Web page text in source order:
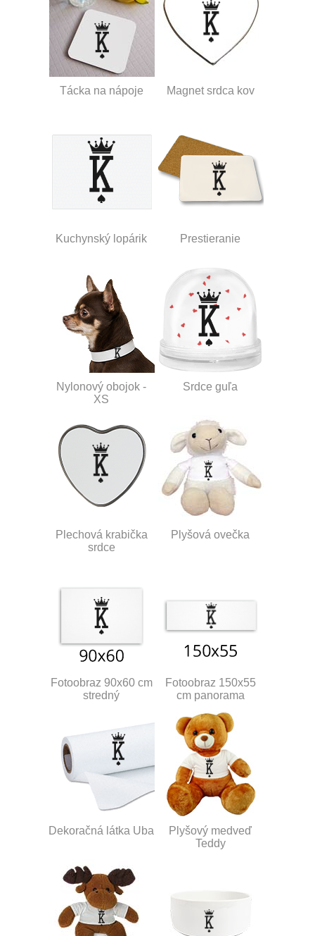
Tácka na nápoje Magnet srdca kov
Kuchynský lopárik Prestieranie
Nylonový obojok -
XS
Srdce guľa
Plechová krabička
srdce
Plyšová ovečka
Fotoobraz 90x60 cm
stredný
Fotoobraz 150x55
cm panorama
Dekoračná látka Uba
Plyšový medveď
Teddy